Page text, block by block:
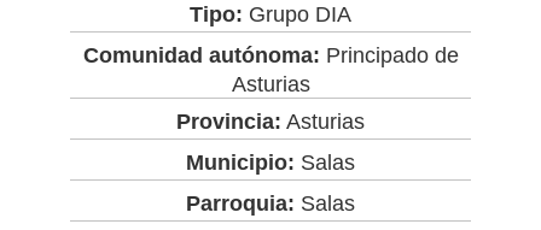
Tipo: Grupo DIA
Comunidad autónoma: Principado de
Asturias
Provincia: Asturias
Municipio: Salas
Parroquia: Salas